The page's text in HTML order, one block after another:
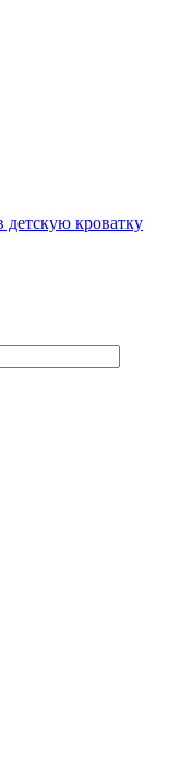
детскую кроватку